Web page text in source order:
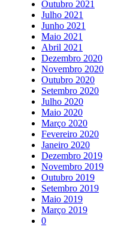
Outubro 2021
Julho 2021
Junho 2021
Maio 2021
Abril 2021
Dezembro 2020
Novembro 2020
Outubro 2020
Setembro 2020
Julho 2020
Maio 2020
Março 2020
Fevereiro 2020
Janeiro 2020
Dezembro 2019
Novembro 2019
Outubro 2019
Setembro 2019
Maio 2019
Março 2019
0